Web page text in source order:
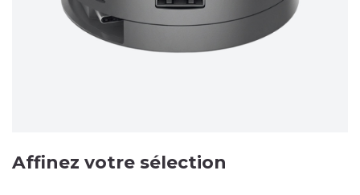
Affinez votre sélection